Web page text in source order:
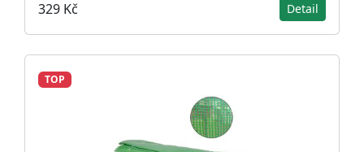
329 Kč Detail
TOP